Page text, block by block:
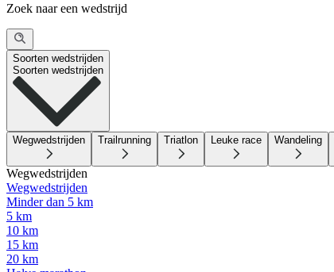
Zoek naar een wedstrijd
Soorten wedstrijden
Soorten wedstrijden
Wegwedstrijden Trailrunning Triatlon Leuke race Wandeling
Wegwedstrijden
Wegwedstrijden
Minder dan 5 km
5 km
10 km
15 km
20 km